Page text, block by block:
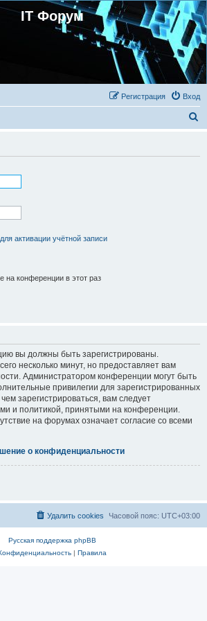
IT Форум
Вход
Регистрация
активации учётной записи
на конференции в этот раз
вы должны быть зарегистрированы.
несколько минут, но предоставляет вам
Администратором конференции могут быть
привилегии для зарегистрированных
зарегистрироваться, вам следует
и политикой, принятыми на конференции.
на форумах означает согласие со всеми
о конфиденциальности
Часовой пояс: UTC+03:00
Удалить cookies
Русская поддержка phpBB
| Правила